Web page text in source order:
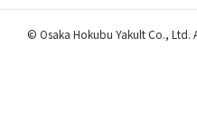
© Osaka Hokubu Yakult Co., Ltd.